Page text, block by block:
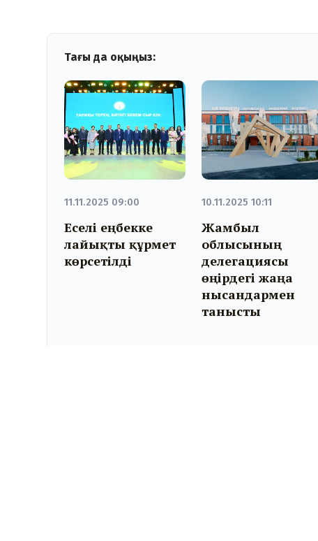
Тағы да оқыңыз:
11.11.2025 09:00
Еселі еңбекке
лайықты құрмет
көрсетілді
10.11.2025 10:11
Жамбыл
облысының
делегациясы
өңірдегі жаңа
нысандармен
танысты